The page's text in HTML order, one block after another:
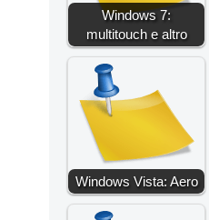
Windows 7:
multitouch e altro
Windows Vista: Aero